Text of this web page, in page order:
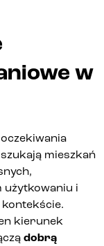
w
mieszkań
użytkowaniu i
kierunek
dobrą